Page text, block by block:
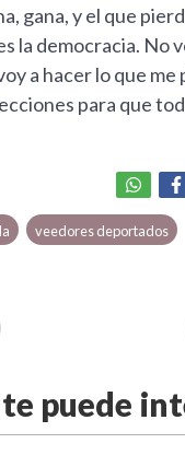
gana, y el que
la democracia. No
a hacer lo que
para que
veedores deportados
puede